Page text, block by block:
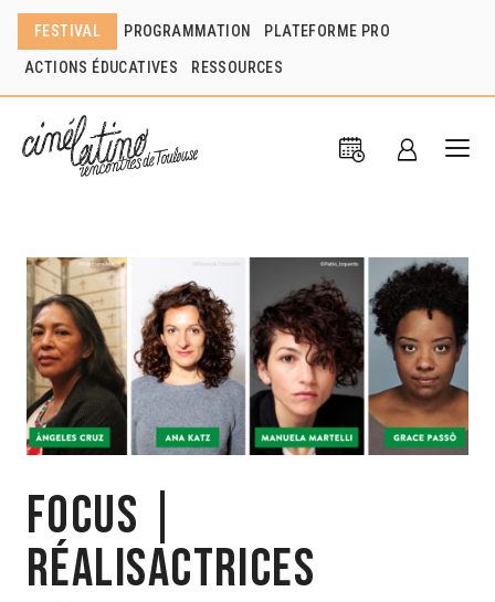
FESTIVAL PROGRAMMATION PLATEFORME PRO
ACTIONS ÉDUCATIVES RESSOURCES
Focus |
RéalisActrices